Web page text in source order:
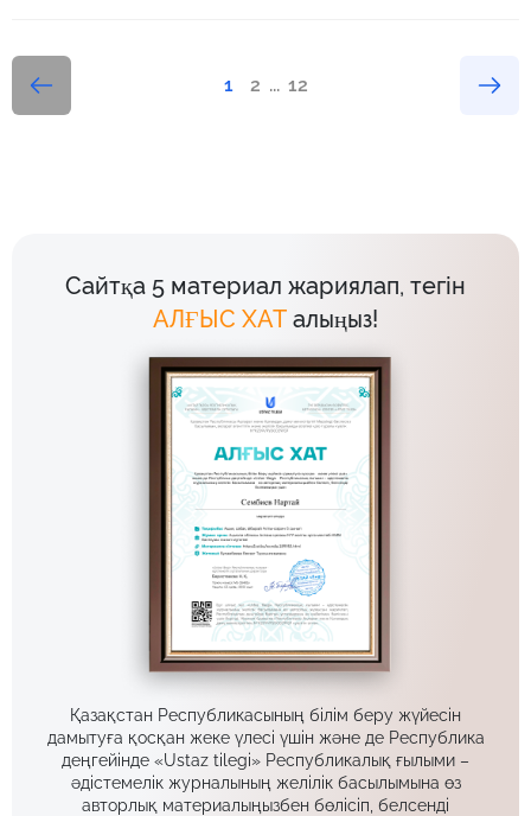
1 2 ... 12
Сайтқа 5 материал жариялап, тегін
АЛҒЫС ХАТ алыңыз!
Қазақстан Республикасының білім беру жүйесін
дамытуға қосқан жеке үлесі үшін және де Республика
деңгейінде «Ustaz tilegi» Республикалық ғылыми –
әдістемелік журналының желілік басылымына өз
авторлық материалыңызбен бөлісіп, белсенді